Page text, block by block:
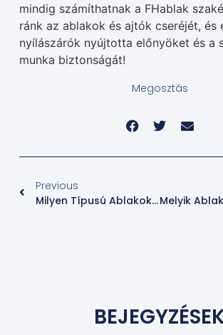
mindig számíthatnak a FHablak
ránk az ablakok és ajtók cseréjét, és
nyílászárók nyújtotta előnyöket és a
munka biztonságát!
Megosztás
Previous
Milyen Típusú Ablakok Vannak?